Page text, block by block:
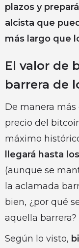
plazos y
alcista que
más largo que
El valor de
barrera de
De manera más
precio del
máximo
llegará hasta
(aunque se
la aclamada
bien, ¿por qué
aquella barrera?
Según lo visto,